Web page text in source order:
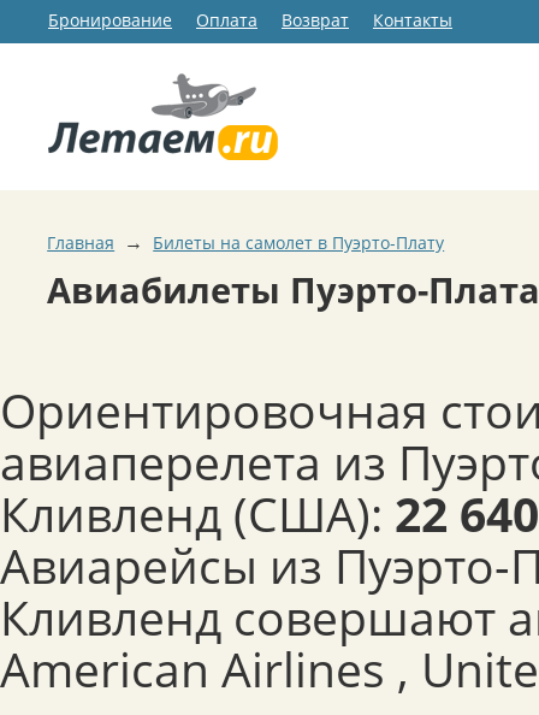
Бронирование Оплата Возврат Контакты
Главная → Билеты на самолет в Пуэрто-Плату
Авиабилеты Пуэрто-
Ориентировочная
авиаперелета из
Кливленд (США): 22 640
Авиарейсы из Пуэрто-
Кливленд совершают
American Airlines ,